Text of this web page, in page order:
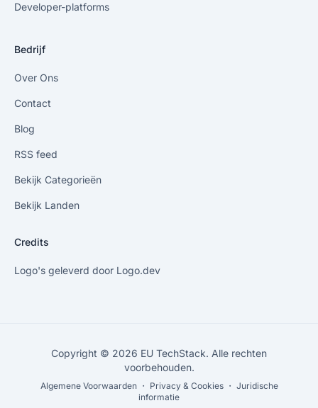
Developer-platforms
Bedrijf
Over Ons
Contact
Blog
RSS feed
Bekijk Categorieën
Bekijk Landen
Credits
Logo's geleverd door Logo.dev
Copyright © 2026 EU TechStack. Alle rechten
voorbehouden.
Algemene Voorwaarden ・ Privacy & Cookies ・ Juridische
informatie